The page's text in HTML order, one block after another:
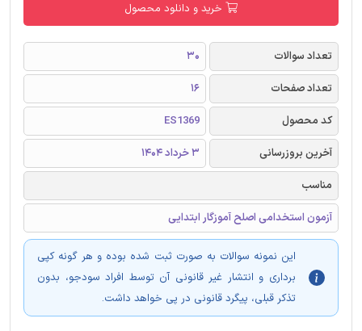
خرید و دانلود محصول
تعداد سوالات
30
تعداد صفحات
16
کد محصول
ES1369
آخرین بروزرسانی
3 خرداد 1404
مناسب
آزمون استخدامی اصلح آموزگار ابتدایی
این نمونه سوالات به صورت ثبت شده بوده و هر گونه کپی
برداری و انتشار غیر قانونی آن توسط افراد سودجو، بدون
تذکر قبلی، پیگرد قانونی در پی خواهد داشت.